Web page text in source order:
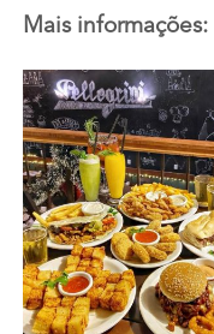
Mais informações: